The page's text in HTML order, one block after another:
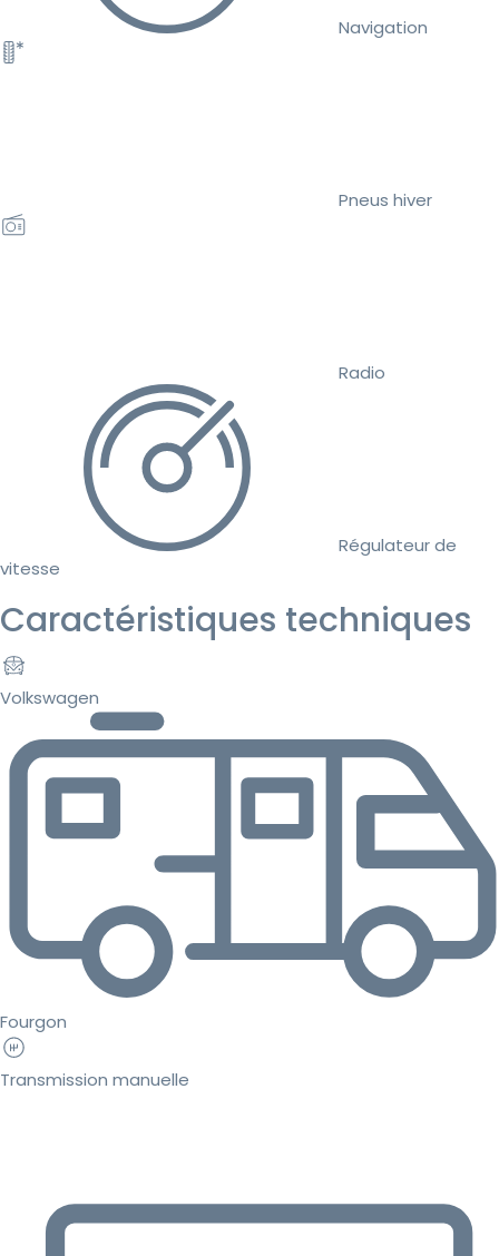
Navigation
Pneus hiver
Radio
Régulateur de
vitesse
Caractéristiques techniques
Volkswagen
Fourgon
Transmission manuelle